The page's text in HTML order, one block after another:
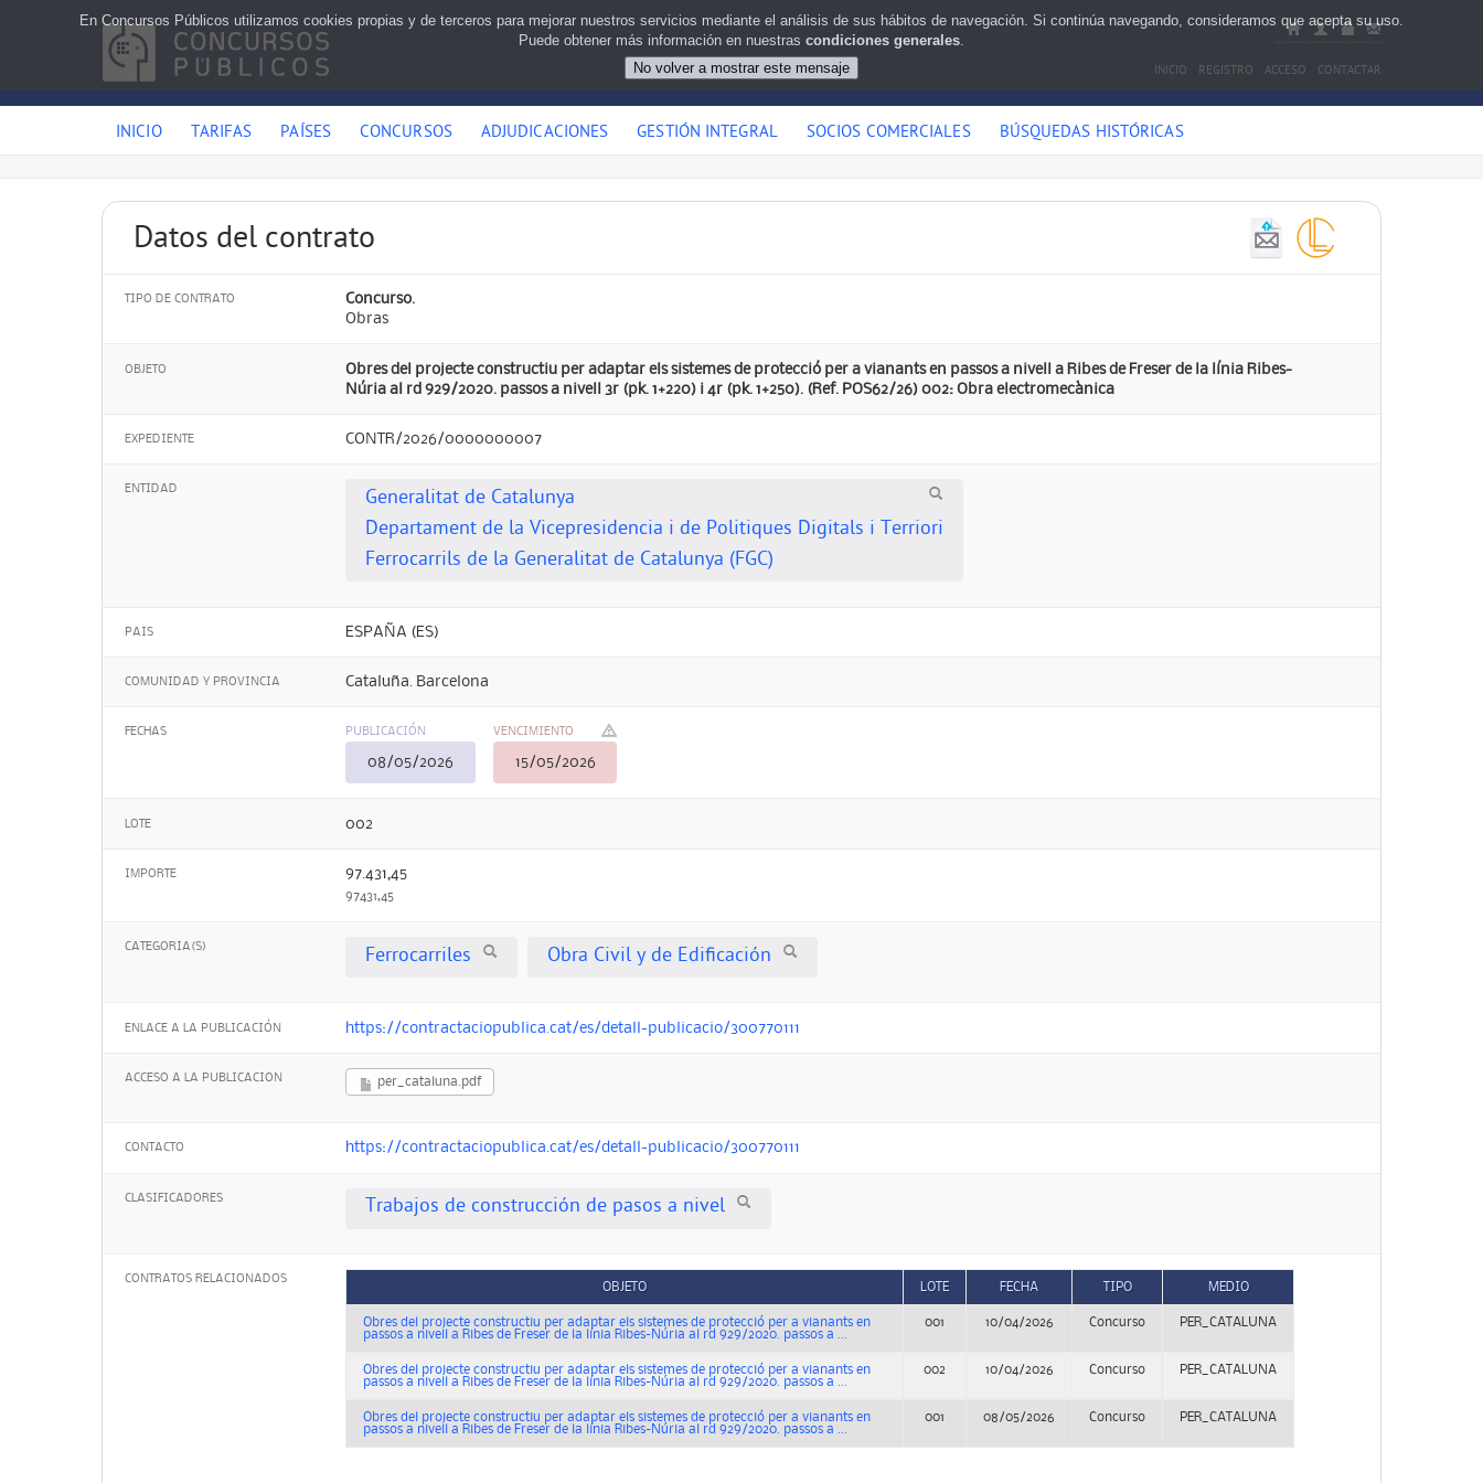
INICIO REGISTRO ACCESO CONTACTAR
INICIO TARIFAS PAÍSES CONCURSOS ADJUDICACIONES GESTIÓN INTEGRAL SOCIOS COMERCIALES BÚSQUEDAS HISTÓRICAS
Datos del contrato
TIPO DE CONTRATO
Concurso.
Obras
OBJETO
Obres del projecte constructiu per adaptar els sistemes de protecció per a vianants en passos a nivell a Ribes de Freser de la línia Ribes-
Núria al rd 929/2020. passos a nivell 3r (pk. 1+220) i 4r (pk. 1+250). (Ref. POS62/26) 002: Obra electromecànica
EXPEDIENTE CONTR/2026/0000000007
ENTIDAD
Generalitat de Catalunya
Departament de la Vicepresidencia i de Politiques Digitals i Terriori
Ferrocarrils de la Generalitat de Catalunya (FGC)
PAIS ESPAÑA (ES)
COMUNIDAD Y PROVINCIA Cataluña. Barcelona
FECHAS PUBLICACIÓN
08/05/2026
VENCIMIENTO
15/05/2026
LOTE 002
IMPORTE 97.431,45
97431,45
CATEGORIA(S) Ferrocarriles Obra Civil y de Edificación
ENLACE A LA PUBLICACIÓN https://contractaciopublica.cat/es/detall-publicacio/300770111
ACCESO A LA PUBLICACION per_cataluna.pdf
CONTACTO https://contractaciopublica.cat/es/detall-publicacio/300770111
CLASIFICADORES Trabajos de construcción de pasos a nivel
CONTRATOS RELACIONADOS
OBJETO LOTE FECHA TIPO MEDIO
Obres del projecte constructiu per adaptar els sistemes de protecció per a vianants en
passos a nivell a Ribes de Freser de la línia Ribes-Núria al rd 929/2020. passos a ...
001 10/04/2026 Concurso PER_CATALUNA
Obres del projecte constructiu per adaptar els sistemes de protecció per a vianants en
passos a nivell a Ribes de Freser de la línia Ribes-Núria al rd 929/2020. passos a ...
002 10/04/2026 Concurso PER_CATALUNA
Obres del projecte constructiu per adaptar els sistemes de protecció per a vianants en
passos a nivell a Ribes de Freser de la línia Ribes-Núria al rd 929/2020. passos a ...
001 08/05/2026 Concurso PER_CATALUNA
En Concursos Públicos utilizamos cookies propias y de terceros para mejorar nuestros servicios mediante el análisis de sus hábitos de navegación. Si continúa navegando, consideramos que acepta su uso.
Puede obtener más información en nuestras condiciones generales.